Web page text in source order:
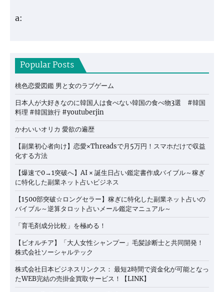
a:
Popular Posts
桃色恋愛図鑑 男と女のラブゲーム
日本人が大好きなのに韓国人は食べない韓国の食べ物3選 #韓国
料理 #韓国旅行 #youtuberjin
かわいいオリカ 愛欲の遍歴
【副業初心者向け】恋愛×Threadsで月5万円！スマホだけで収益
化する方法
【爆速で0→1突破へ】AI × 誕生日占い鑑定書作成バイブル～稼ぎ
に特化した副業ネット占いビジネス
【1500部突破☆ロングセラー】稼ぎに特化した副業ネット占いの
バイブル～逆算タロット占いメール鑑定マニュアル～
「育毛剤成分比較」を極める！
【ビオルチア】「大人女性シャンプー」毛髪診断士と共同開発！
株式会社ソーシャルテック
株式会社日本ビジネスリンクス： 最短2時間で資金化が可能となっ
たWEB完結の売掛金買取サービス！【LINK】